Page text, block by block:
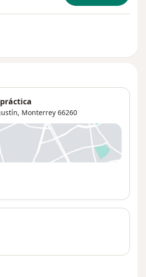
, Monterrey 66260
en una nueva pestaña